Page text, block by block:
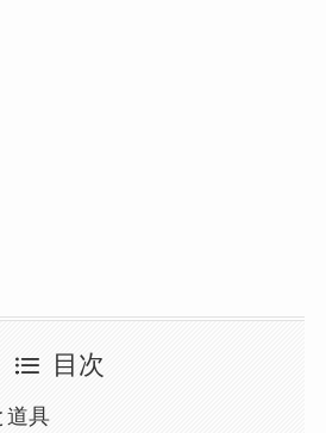
目次
道具